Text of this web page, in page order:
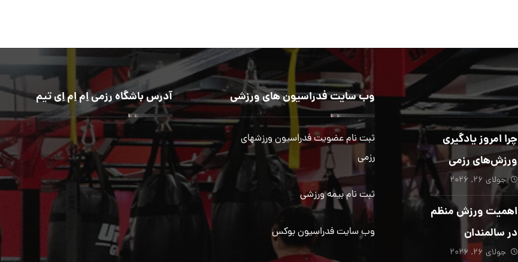
چرا امروز یادگیری
ورزش‌های رزمی
بیش از هر زمان
دیگری ضروری
است؟
جولای ۲۶, ۲۰۲۶
اهمیت ورزش منظم
در سالمندان
جولای ۲۶, ۲۰۲۶
وب سایت فدراسیون های ورزشی
ثبت نام عضویت فدراسیون ورزشهای
رزمی
ثبت نام بیمه ورزشی
وب سایت فدراسیون بوکس
آدرس باشگاه رزمی اِم اِم اِی تیم